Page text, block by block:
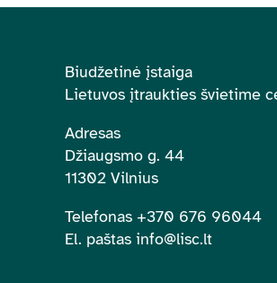
Biudžetinė įstaiga
Lietuvos įtraukties švietime
Adresas
Džiaugsmo g. 44
11302 Vilnius
Telefonas +370 676 96044
El. paštas info@lisc.lt